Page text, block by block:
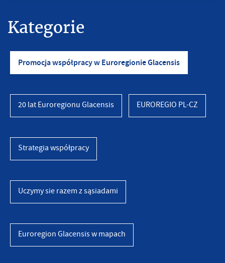
Kategorie
Promocja współpracy w Euroregionie Glacensis
20 lat Euroregionu Glacensis EUROREGIO PL-CZ
Strategia współpracy
Uczymy sie razem z sąsiadami
Euroregion Glacensis w mapach